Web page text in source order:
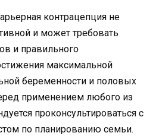
контрацепция не
и может требовать
и правильного
максимальной
беременности и половых
применением любого из
проконсультироваться с
по планированию семьи.